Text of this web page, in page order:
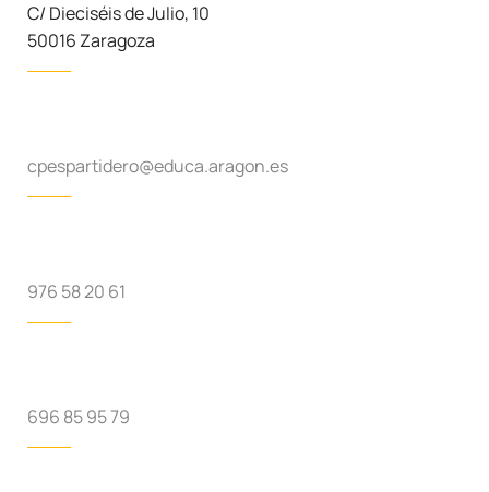
C/ Dieciséis de Julio, 10
50016 Zaragoza
cpespartidero@educa.aragon.es
976 58 20 61
696 85 95 79